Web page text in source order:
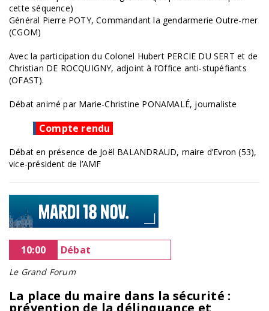
cette séquence)
Général Pierre POTY, Commandant la gendarmerie Outre-mer
(CGOM)
Avec la participation du Colonel Hubert PERCIE DU SERT et de
Christian DE ROCQUIGNY, adjoint à l’Office anti-stupéfiants
(OFAST).
Débat animé par Marie-Christine PONAMALÉ, journaliste
Compte rendu
Débat en présence de Joël BALANDRAUD, maire d’Evron (53),
vice-président de l’AMF
10:00 Débat
Le Grand Forum
La place du maire dans la sécurité :
prévention de la délinquance et